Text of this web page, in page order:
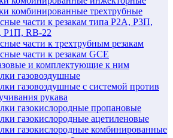
комбинированные трехтрубные
части к резакам типа Р2А, Р3П,
Р1П, RB-22
части к трехтрубным резакам
части к резакам GCE
и комплектующие к ним
газовоздушные
газовоздушные с системой против
рукава
газокислородные пропановые
газокислородные ацетиленовые
газокислородные комбинированные